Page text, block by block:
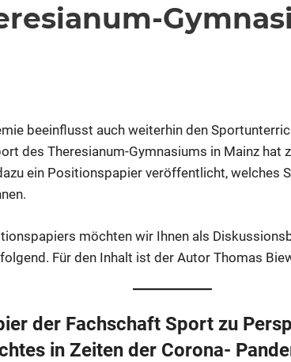
der
des
Mainz
beeinflusst auch weiterhin den
des Theresianum-Gymnasiums in Mainz hat
ein Positionspapier veröffentlicht, welches
möchten wir Ihnen als
Für den Inhalt ist der Autor Thomas
der Fachschaft Sport zu
in Zeiten der Corona-